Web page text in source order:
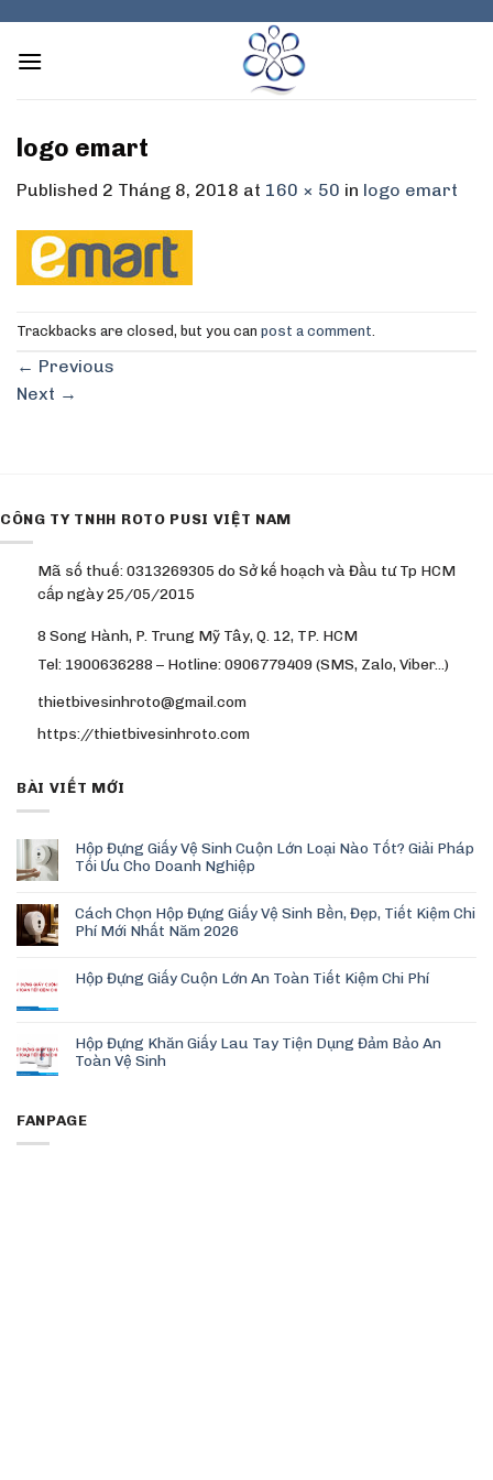
content
logo emart
Published 2 Tháng 8, 2018 at 160 × 50 in logo emart
Trackbacks are closed, but you can post a comment
← Previous
Next →
CÔNG TY TNHH ROTO PUSI VIỆT NAM
Mã số thuế: 0313269305 do Sở kế hoạch và Đầu tư Tp HCM
cấp ngày 25/05/2015
8 Song Hành, P. Trung Mỹ Tây, Q. 12, TP. HCM
Tel: 1900636288 – Hotline: 0906779409 (SMS, Zalo, Viber…)
thietbivesinhroto@gmail.com
https://thietbivesinhroto.com
BÀI VIẾT MỚI
Hộp Đựng Giấy Vệ Sinh Cuộn Lớn Loại Nào Tốt? Giải Pháp
Tối Ưu Cho Doanh Nghiệp
Cách Chọn Hộp Đựng Giấy Vệ Sinh Bền, Đẹp, Tiết Kiệm Chi
Phí Mới Nhất Năm 2026
Hộp Đựng Giấy Cuộn Lớn An Toàn Tiết Kiệm Chi Phí
Hộp Đựng Khăn Giấy Lau Tay Tiện Dụng Đảm Bảo An
Toàn Vệ Sinh
FANPAGE